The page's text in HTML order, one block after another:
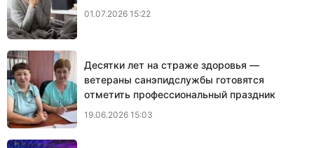
01.07.2026 15:22
Десятки лет на страже здоровья —
ветераны санэпидслужбы готовятся
отметить профессиональный праздник
19.06.2026 15:03